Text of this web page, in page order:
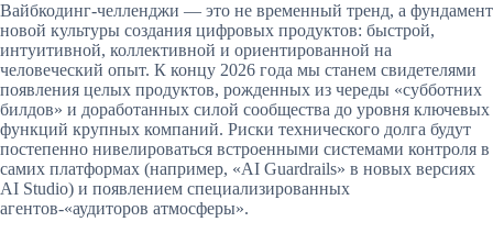
Вайбкодинг-челленджи — это не временный тренд, а фундамент
новой культуры создания цифровых продуктов: быстрой,
интуитивной, коллективной и ориентированной на
человеческий опыт. К концу 2026 года мы станем свидетелями
появления целых продуктов, рожденных из череды «субботних
билдов» и доработанных силой сообщества до уровня ключевых
функций крупных компаний. Риски технического долга будут
постепенно нивелироваться встроенными системами контроля в
самих платформах (например, «AI Guardrails» в новых версиях
AI Studio) и появлением специализированных
агентов-«аудиторов атмосферы».